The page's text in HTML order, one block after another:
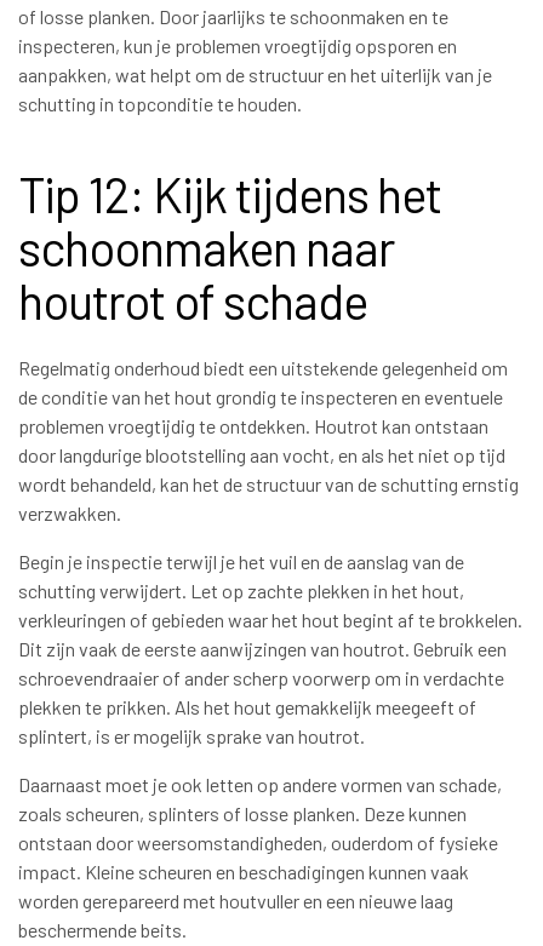
of losse planken. Door jaarlijks te schoonmaken en te
inspecteren, kun je problemen vroegtijdig opsporen en
aanpakken, wat helpt om de structuur en het uiterlijk van je
schutting in topconditie te houden.
Tip 12: Kijk tijdens het
schoonmaken naar
houtrot of schade
Regelmatig onderhoud biedt een uitstekende gelegenheid om
de conditie van het hout grondig te inspecteren en eventuele
problemen vroegtijdig te ontdekken. Houtrot kan ontstaan
door langdurige blootstelling aan vocht, en als het niet op tijd
wordt behandeld, kan het de structuur van de schutting ernstig
verzwakken.
Begin je inspectie terwijl je het vuil en de aanslag van de
schutting verwijdert. Let op zachte plekken in het hout,
verkleuringen of gebieden waar het hout begint af te brokkelen.
Dit zijn vaak de eerste aanwijzingen van houtrot. Gebruik een
schroevendraaier of ander scherp voorwerp om in verdachte
plekken te prikken. Als het hout gemakkelijk meegeeft of
splintert, is er mogelijk sprake van houtrot.
Daarnaast moet je ook letten op andere vormen van schade,
zoals scheuren, splinters of losse planken. Deze kunnen
ontstaan door weersomstandigheden, ouderdom of fysieke
impact. Kleine scheuren en beschadigingen kunnen vaak
worden gerepareerd met houtvuller en een nieuwe laag
beschermende beits.